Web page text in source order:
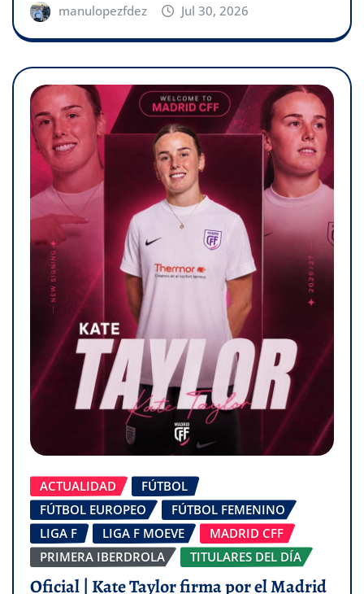
manulopezfdez Jul 30, 2026
ACTUALIDAD
FÚTBOL
FÚTBOL EUROPEO
FÚTBOL FEMENINO
LIGA F
LIGA F MOEVE
MADRID CFF
PRIMERA IBERDROLA
TITULARES DEL DÍA
Oficial | Kate Taylor firma por el Madrid